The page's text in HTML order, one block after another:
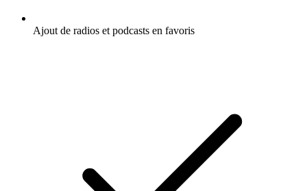
Ajout de radios et podcasts en favoris